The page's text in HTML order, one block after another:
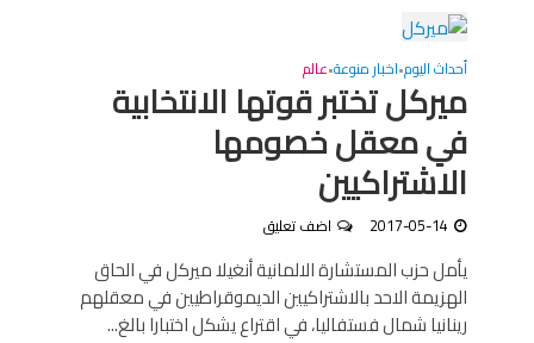
أحداث اليوم•اخبار منوعة•عالم
ميركل تختبر قوتها الانتخابية
في معقل خصومها
الاشتراكيين
2017-05-14 اضف تعليق
يأمل حزب المستشارة الالمانية أنغيلا ميركل في الحاق
الهزيمة الاحد بالاشتراكيين الديموقراطيين في معقلهم
رينانيا شمال فستفاليا، في اقتراع يشكل اختبارا بالغ...